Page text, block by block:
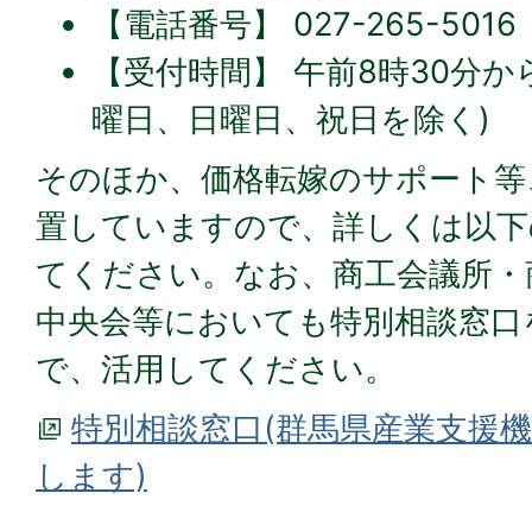
【電話番号】 027-265-5016
【受付時間】 午前8時30分
曜日、日曜日、祝日を除く)
そのほか、価格転嫁のサポート
置していますので、詳しくは以
てください。なお、商工会議所
中央会等においても特別相談窓
で、活用してください。
特別相談窓口(群馬県産業支援
します)